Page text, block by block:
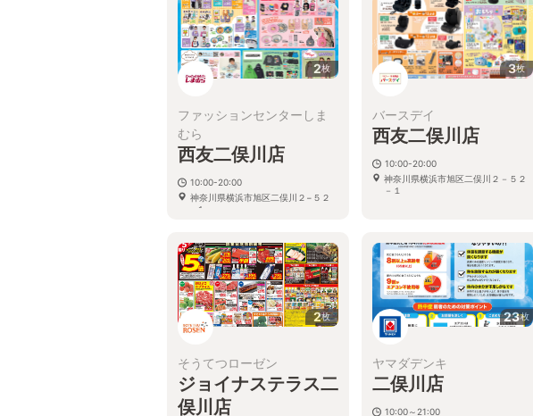
2枚
ファッションセンターしま
むら
西友二俣川店
10:00-20:00
神奈川県横浜市旭区二俣川２−５２
−１
3枚
バースデイ
西友二俣川店
10:00-20:00
神奈川県横浜市旭区二俣川２－５２
－１
2枚
そうてつローゼン
ジョイナステラス二
俣川店
23枚
ヤマダデンキ
二俣川店
10:00～21:00